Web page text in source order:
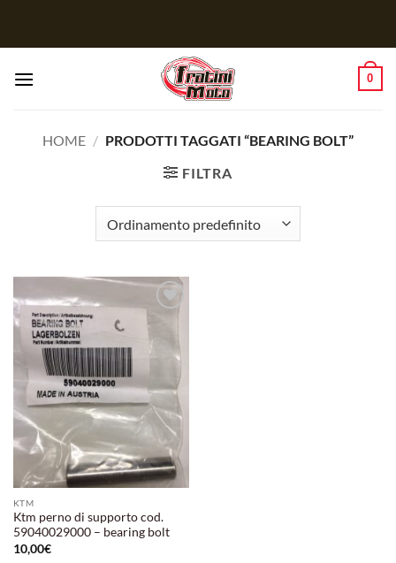
0
HOME / PRODOTTI TAGGATI “BEARING BOLT”
FILTRA
alla lista
desideri
KTM
Ktm perno di supporto cod.
59040029000 – bearing bolt
10,00€